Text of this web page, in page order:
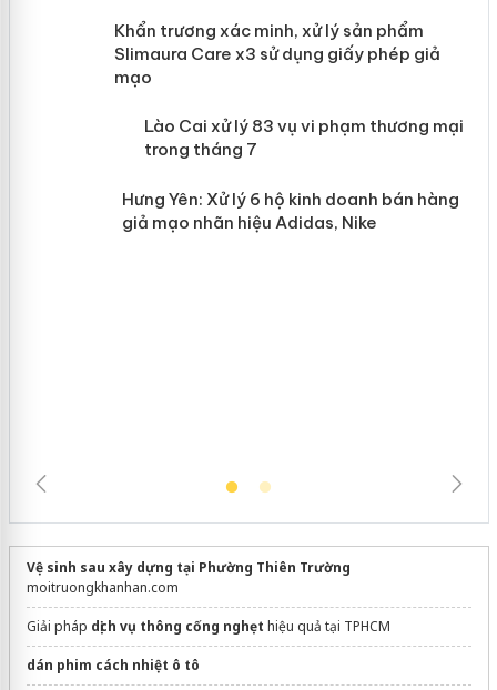
Khẩn trương xác minh, xử lý sản phẩm
Slimaura Care x3 sử dụng giấy phép giả
mạo
Lào Cai xử lý 83 vụ vi phạm thương
mại trong tháng 7
Vệ sinh sau xây dựng tại Phường Thiên Trường
moitruongkhanhan.com
Giải pháp dịch vụ thông cống nghẹt hiệu quả tại TPHCM
dán phim cách nhiệt ô tô